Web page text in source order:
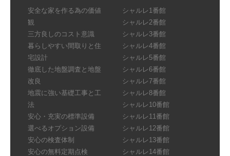
安全な家を作る為の価値
観
三方良しのコスト意識
暮らしやすい間取りと住
宅設計
徹底した地盤調査と地盤
改良
地震に強い基礎工事と工
法
安心・充実の標準設備
選べるオプション設備
安心の検査体制
安心の無料定期点検
シャルレ1番館
シャルレ2番館
シャルレ3番館
シャルレ4番館
シャルレ5番館
シャルレ6番館
シャルレ7番館
シャルレ8番館
シャルレ10番館
シャルレ11番館
シャルレ12番館
シャルレ13番館
シャルレ14番館